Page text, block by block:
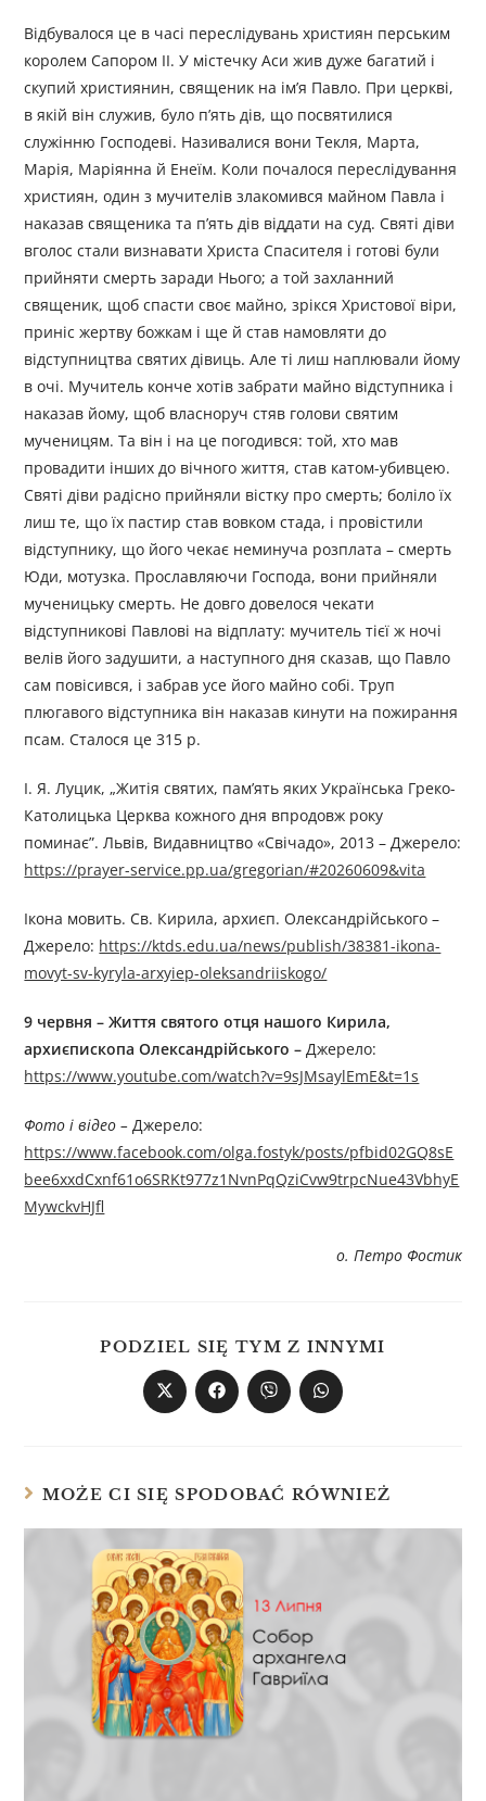
Відбувалося це в часі переслідувань християн перським
королем Сапором ІІ. У містечку Аси жив дуже багатий і
скупий християнин, священик на ім’я Павло. При церкві,
в якій він служив, було п’ять дів, що посвятилися
служінню Господеві. Називалися вони Текля, Марта,
Марія, Маріянна й Енеїм. Коли почалося переслідування
християн, один з мучителів злакомився майном Павла і
наказав священика та п’ять дів віддати на суд. Святі діви
вголос стали визнавати Христа Спасителя і готові були
прийняти смерть заради Нього; а той захланний
священик, щоб спасти своє майно, зрікся Христової віри,
приніс жертву божкам і ще й став намовляти до
відступництва святих дівиць. Але ті лиш наплювали йому
в очі. Мучитель конче хотів забрати майно відступника і
наказав йому, щоб власноруч стяв голови святим
мученицям. Та він і на це погодився: той, хто мав
провадити інших до вічного життя, став катом-убивцею.
Святі діви радісно прийняли вістку про смерть; боліло їх
лиш те, що їх пастир став вовком стада, і провістили
відступнику, що його чекає неминуча розплата – смерть
Юди, мотузка. Прославляючи Господа, вони прийняли
мученицьку смерть. Не довго довелося чекати
відступникові Павлові на відплату: мучитель тієї ж ночі
велів його задушити, а наступного дня сказав, що Павло
сам повісився, і забрав усе його майно собі. Труп
плюгавого відступника він наказав кинути на пожирання
псам. Сталося це 315 р.
І. Я. Луцик, „Житія святих, пам’ять яких Українська Греко-
Католицька Церква кожного дня впродовж року
поминає”. Львів, Видавництво «Свічадо», 2013 – Джерелo:
https://prayer-service.pp.ua/gregorian/#20260609&vita
Ікона мовить. Св. Кирила, архиєп. Олександрійського –
Джерелo: https://ktds.edu.ua/news/publish/38381-ikona-
movyt-sv-kyryla-arxyiep-oleksandriiskogo/
9 червня – Життя святого отця нашого Кирила,
архиєпископа Олександрійського –Джерелo:
https://www.youtube.com/watch?v=9sJMsaylEmE&t=1s
Фото і відео – Джерелo:
https://www.facebook.com/olga.fostyk/posts/pfbid02GQ8sE
bee6xxdCxnf61o6SRKt977z1NvnPqQziCvw9trpcNue43VbhyE
MywckvHJfl
о. Петро Фостик
PODZIEL SIĘ TYM Z INNYMI
MOŻE CI SIĘ SPODOBAĆ RÓWNIEŻ